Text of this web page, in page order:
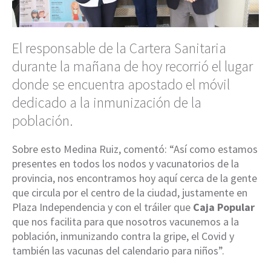
El responsable de la Cartera Sanitaria
durante la mañana de hoy recorrió el lugar
donde se encuentra apostado el móvil
dedicado a la inmunización de la
población.
Sobre esto Medina Ruiz, comentó: “Así como estamos
presentes en todos los nodos y vacunatorios de la
provincia, nos encontramos hoy aquí cerca de la gente
que circula por el centro de la ciudad, justamente en
Plaza Independencia y con el tráiler que Caja Popular
que nos facilita para que nosotros vacunemos a la
población, inmunizando contra la gripe, el Covid y
también las vacunas del calendario para niños”.